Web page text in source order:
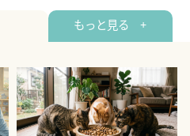
もっと見る +